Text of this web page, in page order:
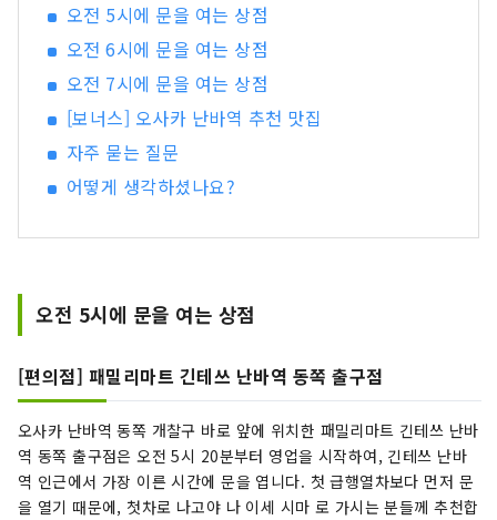
오전 5시에 문을 여는 상점
오전 6시에 문을 여는 상점
오전 7시에 문을 여는 상점
[보너스] 오사카 난바역 추천 맛집
자주 묻는 질문
어떻게 생각하셨나요?
오전 5시에 문을 여는 상점
[편의점] 패밀리마트 긴테쓰 난바역 동쪽 출구점
오사카 난바역 동쪽 개찰구 바로 앞에 위치한 패밀리마트 긴테쓰 난바
역 동쪽 출구점은 오전 5시 20분부터 영업을 시작하여, 긴테쓰 난바
역 인근에서 가장 이른 시간에 문을 엽니다. 첫 급행열차보다 먼저 문
을 열기 때문에, 첫차로 나고야 나 이세 시마 로 가시는 분들께 추천합